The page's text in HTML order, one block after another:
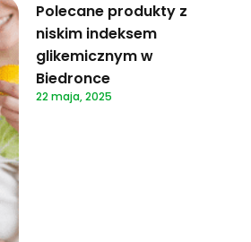
Polecane produkty z
niskim indeksem
glikemicznym w
Biedronce
22 maja, 2025